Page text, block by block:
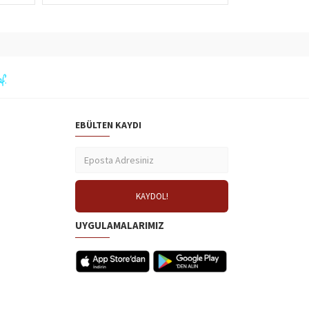
EBÜLTEN KAYDI
UYGULAMALARIMIZ